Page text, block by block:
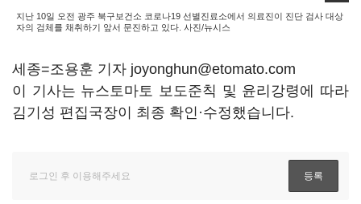
지난 10일 오전 광주 북구보건소 코로나19 선별진료소에서 의료진이 진단 검사 대상
자의 검체를 채취하기 앞서 문진하고 있다. 사진/뉴시스
세종=조용훈 기자 joyonghun@etomato.com
이 기사는 뉴스토마토 보도준칙 및 윤리강령에 따라
김기성 편집국장이 최종 확인·수정했습니다.